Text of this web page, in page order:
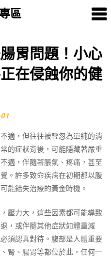
區
胃問題！小心
在侵蝕你的健
適，但往往被輕忽為單純的消
的症狀背後，可能隱藏著嚴重
適，伴隨著脹氣、疼痛，甚至
。許多致命疾病在初期都以腹
能錯失治療的黃金時機。
壓力大，這些因素都可能導致
，或伴隨其他症狀如體重減
須認真對待。腹部是人體重要
腎、腸胃等都位於此，任何一